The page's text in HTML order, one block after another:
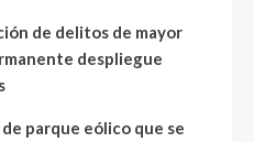
de delitos de mayor
despliegue
parque eólico que se